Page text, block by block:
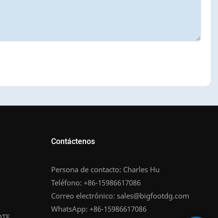
Contáctenos
Persona de contacto: Charles Hu
Teléfono: +86-15986617086
Correo electrónico: sales@bigfootdg.com
WhatsApp: +86-15986617086